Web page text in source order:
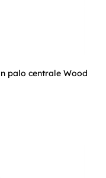
palo centrale Wood